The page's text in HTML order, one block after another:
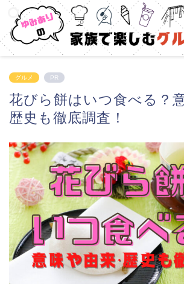
グルメ PR
花びら餅はいつ食べる？
歴史も徹底調査！